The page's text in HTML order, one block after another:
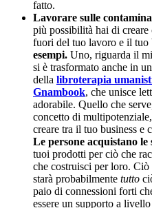
fatto.
Lavorare sulle
più possibilità hai di
fuori del tuo lavoro e il tuo
esempi. Uno, riguarda il
si è trasformato anche in
della libroterapia
Gnambook, che unisce
adorabile. Quello che
concetto di
creare tra il tuo business e
Le persone acquistano
tuoi prodotti per ciò che
che costruisci per loro.
starà probabilmente tutto
paio di connessioni forti
essere un supporto a